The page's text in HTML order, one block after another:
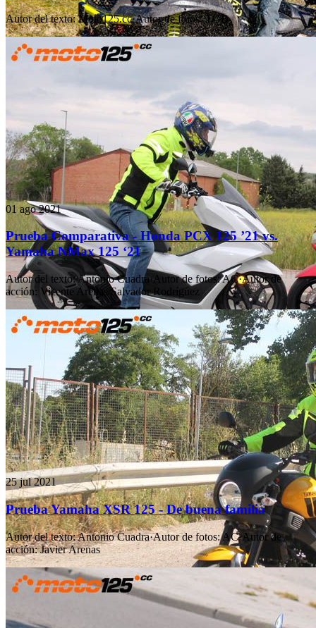
Autor del texto: Moto125.cc·Autor de fotos: TGB
01 ago 2021
Prueba Comparativa - Honda PCX 125 ’21 vs.
Yamaha NMax 125 ‘21
Autor del texto:Antonio Cuadra· Autor de fotos:AC·Autor de
acción: Vicente Arenas/Salvador Rodríguez
25 jul 2021
Prueba Yamaha XSR 125 - De buena familia
Autor del texto:Antonio Cuadra·Autor de fotos: AC·Autor de
acción: Javier Arenas